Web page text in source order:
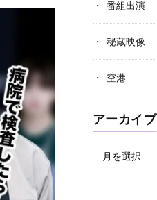
番組出演
秘蔵映像
空港
アーカイブ